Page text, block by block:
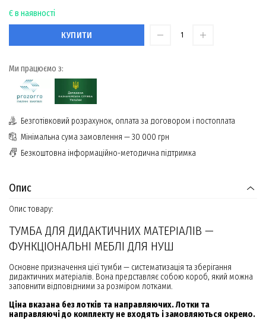
Є в наявності
КУПИТИ
Ми працюємо з:
Безготівковий розрахунок, оплата за договором і постоплата
Мінімальна сума замовлення — 30 000 грн
Безкоштовна інформаційно-методична підтримка
Опис
Опис товару:
ТУМБА ДЛЯ ДИДАКТИЧНИХ МАТЕРІАЛІВ —
ФУНКЦІОНАЛЬНІ МЕБЛІ ДЛЯ НУШ
Основне призначення цієї тумби — систематизація та зберігання
дидактичних матеріалів. Вона представляє собою короб, який можна
заповнити відповідними за розміром лотками.
Ціна вказана без лотків та направляючих. Лотки та
направляючі до комплекту не входять і замовляються окремо.